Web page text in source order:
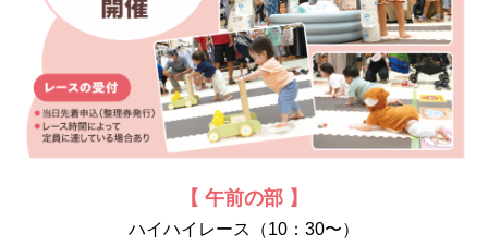
【 午前の部 】
ハイハイレース（10：30〜）